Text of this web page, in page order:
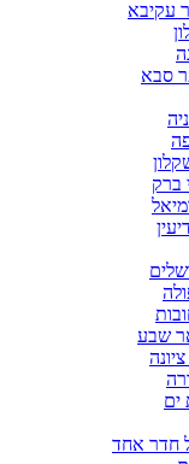
עקיבא
סבא
ברק
שבע
ים
חדר אחד